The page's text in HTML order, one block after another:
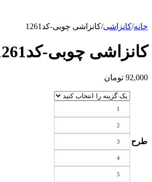
خانه/کانزاشی/کانزاشی چوبی-کد1261
کانزاشی چوبی-کد1261
92,000 تومان
طرح
1
2
3
4
5